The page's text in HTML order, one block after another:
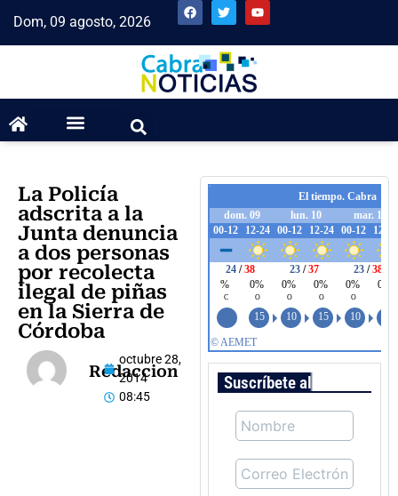
Dom, 09 agosto, 2026
La Policía
adscrita a la
Junta denuncia
a dos personas
por recolecta
ilegal de piñas
en la Sierra de
Córdoba
Redaccion
octubre 28,
2014
08:45
Suscríbete al boletín